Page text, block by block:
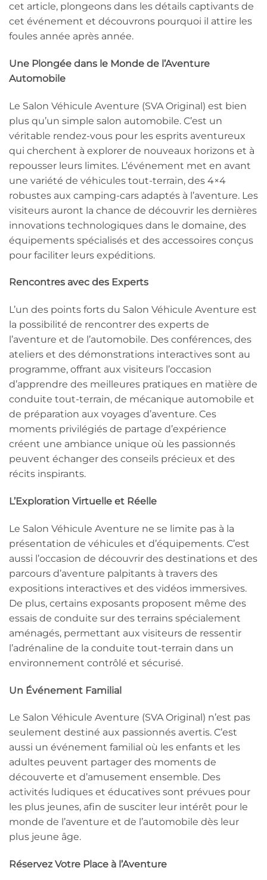
cet article, plongeons dans les détails captivants de
cet événement et découvrons pourquoi il attire les
foules année après année.
Une Plongée dans le Monde de l’Aventure
Automobile
Le Salon Véhicule Aventure (SVA Original) est bien
plus qu’un simple salon automobile. C’est un
véritable rendez-vous pour les esprits aventureux
qui cherchent à explorer de nouveaux horizons et à
repousser leurs limites. L’événement met en avant
une variété de véhicules tout-terrain, des 4×4
robustes aux camping-cars adaptés à l’aventure. Les
visiteurs auront la chance de découvrir les dernières
innovations technologiques dans le domaine, des
équipements spécialisés et des accessoires conçus
pour faciliter leurs expéditions.
Rencontres avec des Experts
L’un des points forts du Salon Véhicule Aventure est
la possibilité de rencontrer des experts de
l’aventure et de l’automobile. Des conférences, des
ateliers et des démonstrations interactives sont au
programme, offrant aux visiteurs l’occasion
d’apprendre des meilleures pratiques en matière de
conduite tout-terrain, de mécanique automobile et
de préparation aux voyages d’aventure. Ces
moments privilégiés de partage d’expérience
créent une ambiance unique où les passionnés
peuvent échanger des conseils précieux et des
récits inspirants.
L’Exploration Virtuelle et Réelle
Le Salon Véhicule Aventure ne se limite pas à la
présentation de véhicules et d’équipements. C’est
aussi l’occasion de découvrir des destinations et des
parcours d’aventure palpitants à travers des
expositions interactives et des vidéos immersives.
De plus, certains exposants proposent même des
essais de conduite sur des terrains spécialement
aménagés, permettant aux visiteurs de ressentir
l’adrénaline de la conduite tout-terrain dans un
environnement contrôlé et sécurisé.
Un Événement Familial
Le Salon Véhicule Aventure (SVA Original) n’est pas
seulement destiné aux passionnés avertis. C’est
aussi un événement familial où les enfants et les
adultes peuvent partager des moments de
découverte et d’amusement ensemble. Des
activités ludiques et éducatives sont prévues pour
les plus jeunes, afin de susciter leur intérêt pour le
monde de l’aventure et de l’automobile dès leur
plus jeune âge.
Réservez Votre Place à l’Aventure